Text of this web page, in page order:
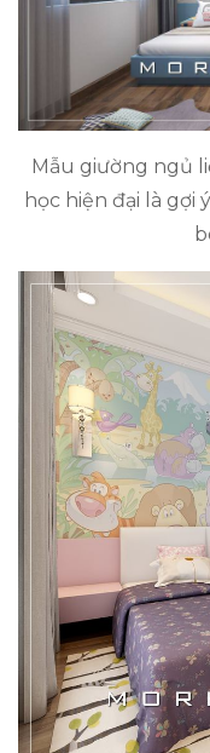
Mẫu giường ngủ
học hiện đại là gợi